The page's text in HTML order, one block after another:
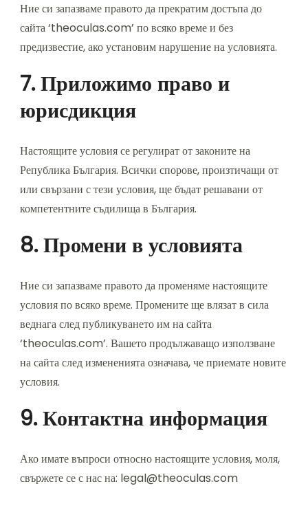
Ние си запазваме правото да прекратим достъпа до
сайта ‘theoculas.com’ по всяко време и без
предизвестие, ако установим нарушение на условията.
7. Приложимо право и
юрисдикция
Настоящите условия се регулират от законите на
Република България. Всички спорове, произтичащи от
или свързани с тези условия, ще бъдат решавани от
компетентните съдилища в България.
8. Промени в условията
Ние си запазваме правото да променяме настоящите
условия по всяко време. Промените ще влязат в сила
веднага след публикуването им на сайта
‘theoculas.com’. Вашето продължаващо използване
на сайта след измененията означава, че приемате новите
условия.
9. Контактна информация
Ако имате въпроси относно настоящите условия, моля,
свържете се с нас на: legal@theoculas.com